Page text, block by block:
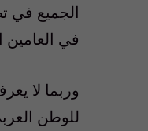
الجميع في
في العامين
وربما لا
للوطن